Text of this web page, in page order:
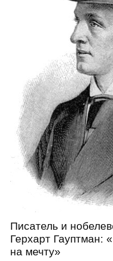
Писатель и
Герхарт Гауптман:
на мечту»